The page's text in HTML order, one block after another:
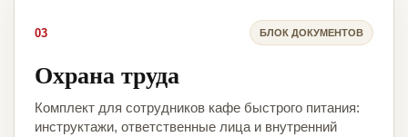
03 БЛОК ДОКУМЕНТОВ
Охрана труда
Комплект для сотрудников кафе быстрого питания:
инструктажи, ответственные лица и внутренний